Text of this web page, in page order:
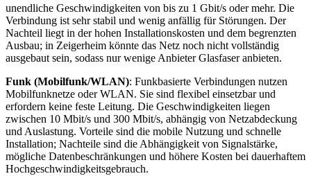
unendliche Geschwindigkeiten von bis zu 1 Gbit/s oder mehr. Die
Verbindung ist sehr stabil und wenig anfällig für Störungen. Der
Nachteil liegt in der hohen Installationskosten und dem begrenzten
Ausbau; in Zeigerheim könnte das Netz noch nicht vollständig
ausgebaut sein, sodass nur wenige Anbieter Glasfaser anbieten.
Funk (Mobilfunk/WLAN): Funkbasierte Verbindungen nutzen
Mobilfunknetze oder WLAN. Sie sind flexibel einsetzbar und
erfordern keine feste Leitung. Die Geschwindigkeiten liegen
zwischen 10 Mbit/s und 300 Mbit/s, abhängig von Netzabdeckung
und Auslastung. Vorteile sind die mobile Nutzung und schnelle
Installation; Nachteile sind die Abhängigkeit von Signalstärke,
mögliche Datenbeschränkungen und höhere Kosten bei dauerhaftem
Hochgeschwindigkeitsgebrauch.